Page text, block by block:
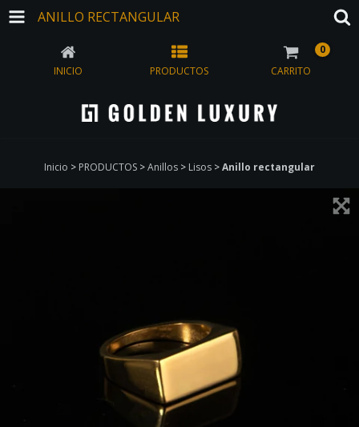
ANILLO RECTANGULAR
INICIO PRODUCTOS CARRITO
0
Inicio > PRODUCTOS >Anillos > Lisos >Anillo rectangular